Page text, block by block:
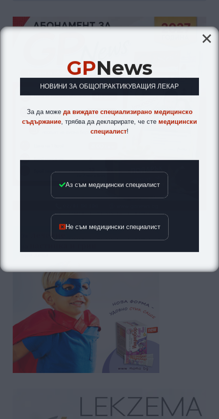
GPNews
НОВИНИ ЗА ОБЩОПРАКТИКУВАЩИЯ ЛЕКАР
За да може да виждате специализирано медицинско
съдържание , трябва да декларирате, че сте медицински
специалист!
Аз съм медицински специалист
Не съм медицински специалист